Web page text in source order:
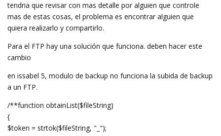
tendria que revisar con mas detalle por alguien que controle
mas de estas cosas, el problema es encontrar alguien que
quiera realizarlo y compartirlo.
Para el FTP hay una solución que funciona. deben hacer este
cambio
en issabel 5, modulo de backup no funciona la subida de backup
a un FTP.
/**function obtainList($fileString)
{
$token = strtok($fileString, "_");